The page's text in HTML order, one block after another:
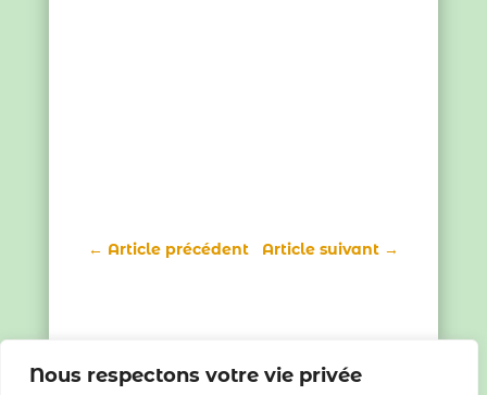
Nous respectons votre vie privée
← Article précédent Article suivant →